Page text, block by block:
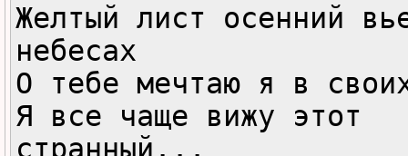
Желтый лист осенний
небесах
О тебе мечтаю я в
Я все чаще вижу этот
странный...